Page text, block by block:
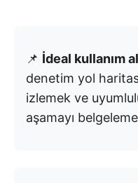
📌 İdeal kullanım
denetim yol
izlemek ve
aşamayı